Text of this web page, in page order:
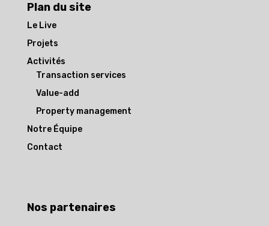
Plan du site
Le Live
Projets
Activités
Transaction services
Value-add
Property management
Notre Équipe
Contact
Nos partenaires